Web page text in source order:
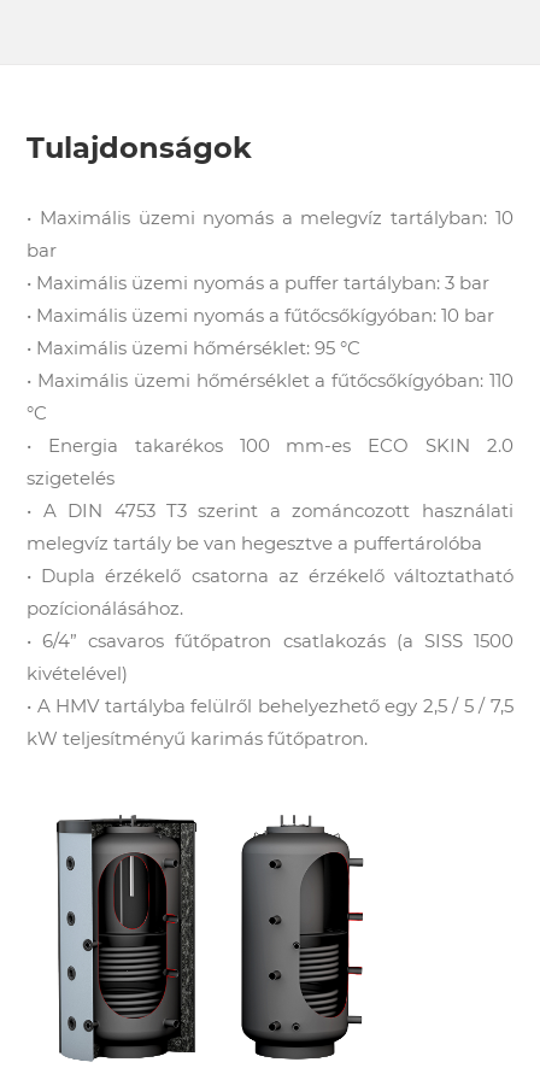
Tulajdonságok
• Maximális üzemi nyomás a melegvíz tartályban: 10
bar
• Maximális üzemi nyomás a puffer tartályban: 3 bar
• Maximális üzemi nyomás a fűtőcsőkígyóban: 10 bar
• Maximális üzemi hőmérséklet: 95 °C
• Maximális üzemi hőmérséklet a fűtőcsőkígyóban: 110
°C
• Energia takarékos 100 mm-es ECO SKIN 2.0
szigetelés
• A DIN 4753 T3 szerint a zománcozott használati
melegvíz tartály be van hegesztve a puffertárolóba
• Dupla érzékelő csatorna az érzékelő változtatható
pozícionálásához.
• 6/4” csavaros fűtőpatron csatlakozás (a SISS 1500
kivételével)
• A HMV tartályba felülről behelyezhető egy 2,5 / 5 / 7,5
kWteljesítményű karimás fűtőpatron.